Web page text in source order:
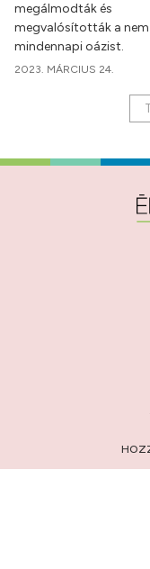
megálmodták és
megvalósították a nem
mindennapi oázist.
2023. MÁRCIUS 24.